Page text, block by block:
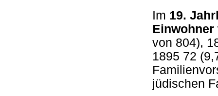
Im 19.
Einwohner
von 804),
1895 72
jüdischen